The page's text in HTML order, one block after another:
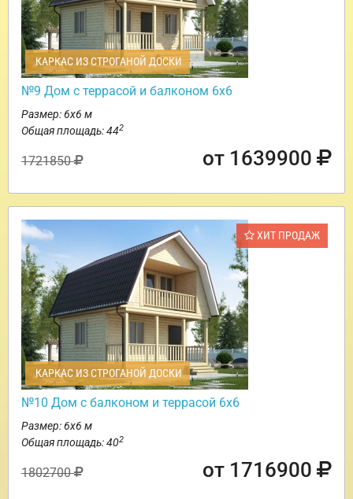
КАРКАС ИЗ СТРОГАНОЙ ДОСКИ
№9 Дом с террасой и балконом 6х6
Размер: 6х6 м
Общая площадь: 442
1721850 от 1639900
ХИТ ПРОДАЖ
КАРКАС ИЗ СТРОГАНОЙ ДОСКИ
№10 Дом с балконом и террасой 6х6
Размер: 6х6 м
Общая площадь: 402
1802700 от 1716900